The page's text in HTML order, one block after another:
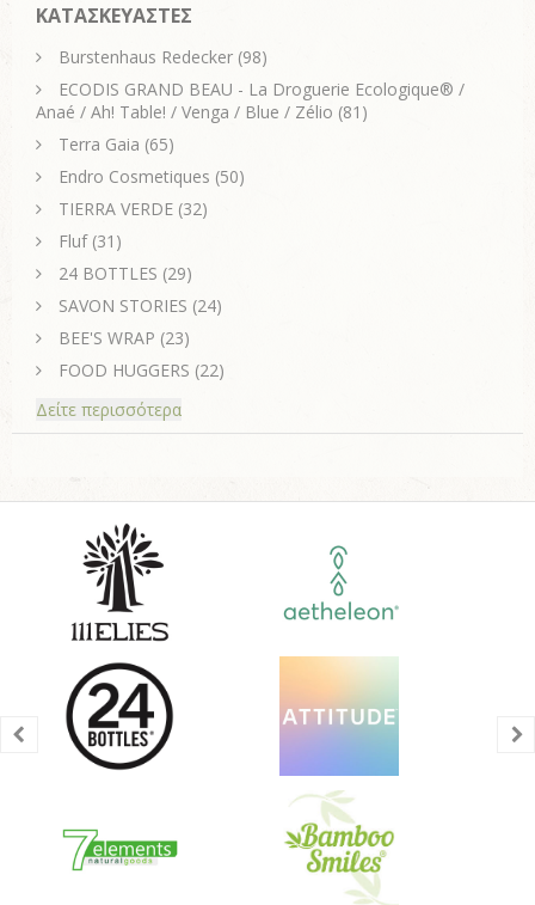
ΚΑΤΑΣΚΕΥΑΣΤΕΣ
Burstenhaus Redecker (98)
ECODIS GRAND BEAU - La Droguerie Ecologique® /
Anaé / Ah! Table! / Venga / Blue / Zélio (81)
Terra Gaia (65)
Endro Cosmetiques (50)
TIERRA VERDE (32)
Fluf(31)
24 BOTTLES (29)
SAVON STORIES (24)
BEE'S WRAP (23)
FOOD HUGGERS (22)
Δείτε περισσότερα